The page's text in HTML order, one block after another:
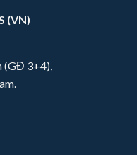
(VN)
(GĐ 3+4),